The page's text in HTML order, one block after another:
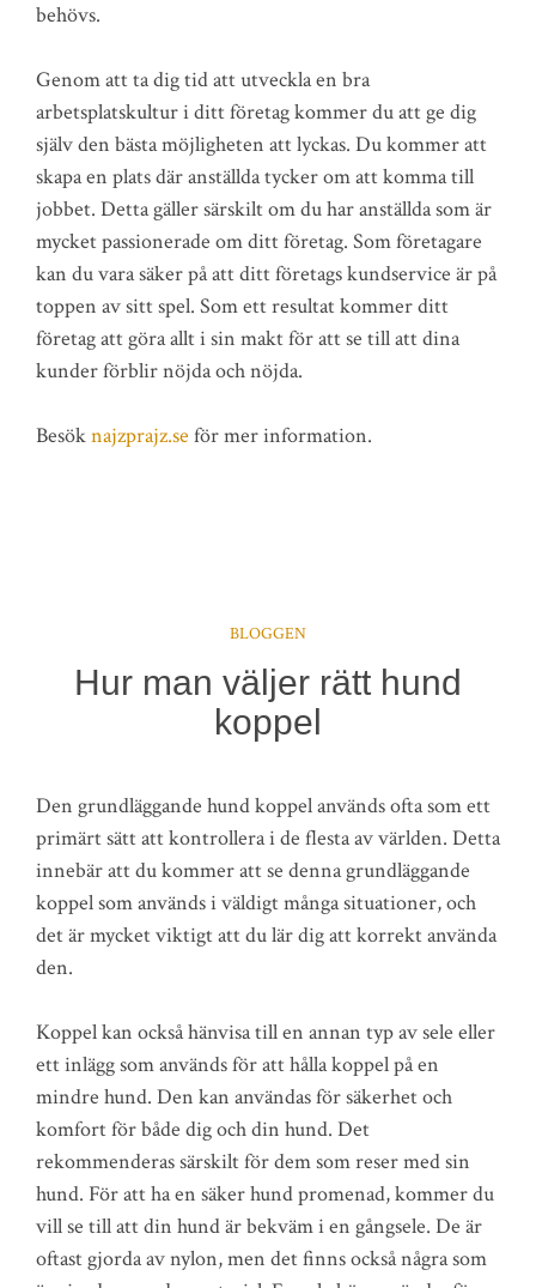
behövs.
Genom att ta dig tid att utveckla en bra
arbetsplatskultur i ditt företag kommer du att ge dig
själv den bästa möjligheten att lyckas. Du kommer att
skapa en plats där anställda tycker om att komma till
jobbet. Detta gäller särskilt om du har anställda som är
mycket passionerade om ditt företag. Som företagare
kan du vara säker på att ditt företags kundservice är på
toppen av sitt spel. Som ett resultat kommer ditt
företag att göra allt i sin makt för att se till att dina
kunder förblir nöjda och nöjda.
Besöknajzprajz.se för mer information.
BLOGGEN
Hur man väljer rätt hund
koppel
Den grundläggande hund koppel används ofta som ett
primärt sätt att kontrollera i de flesta av världen. Detta
innebär att du kommer att se denna grundläggande
koppel som används i väldigt många situationer, och
det är mycket viktigt att du lär dig att korrekt använda
den.
Koppel kan också hänvisa till en annan typ av sele eller
ett inlägg som används för att hålla koppel på en
mindre hund. Den kan användas för säkerhet och
komfort för både dig och din hund. Det
rekommenderas särskilt för dem som reser med sin
hund. För att ha en säker hund promenad, kommer du
vill se till att din hund är bekväm i en gångsele. De är
oftast gjorda av nylon, men det finns också några som